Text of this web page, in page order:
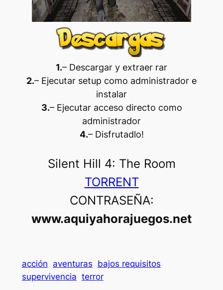
1.– Descargar y extraer rar
2.– Ejecutar setup como administrador e
instalar
3.– Ejecutar acceso directo como
administrador
4.– Disfrutadlo!
Silent Hill 4: The Room
TORRENT
CONTRASEÑA:
www.aquiyahorajuegos.net
acción aventuras bajos requisitos
supervivencia terror